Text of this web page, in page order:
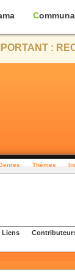
:
Thèmes
Liens